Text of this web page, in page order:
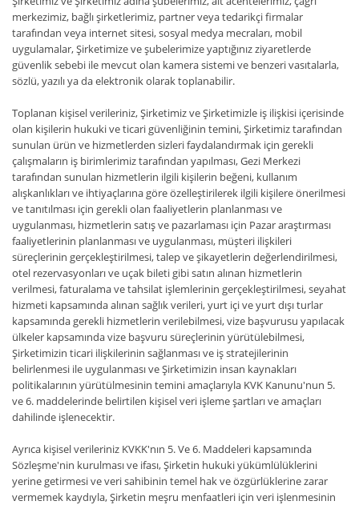
merkezimiz, bağlı şirketlerimiz, partner veya tedarikçi firmalar
tarafından veya internet sitesi, sosyal medya mecraları, mobil
uygulamalar, Şirketimize ve şubelerimize yaptığınız ziyaretlerde
güvenlik sebebi ile mevcut olan kamera sistemi ve benzeri vasıtalarla,
sözlü, yazılı ya da elektronik olarak toplanabilir.
Toplanan kişisel verileriniz, Şirketimiz ve Şirketimizle iş ilişkisi içerisinde
olan kişilerin hukuki ve ticari güvenliğinin temini, Şirketimiz tarafından
sunulan ürün ve hizmetlerden sizleri faydalandırmak için gerekli
çalışmaların iş birimlerimiz tarafından yapılması, Gezi Merkezi
tarafından sunulan hizmetlerin ilgili kişilerin beğeni, kullanım
alışkanlıkları ve ihtiyaçlarına göre özelleştirilerek ilgili kişilere önerilmesi
ve tanıtılması için gerekli olan faaliyetlerin planlanması ve
uygulanması, hizmetlerin satış ve pazarlaması için Pazar araştırması
faaliyetlerinin planlanması ve uygulanması, müşteri ilişkileri
süreçlerinin gerçekleştirilmesi, talep ve şikayetlerin değerlendirilmesi,
otel rezervasyonları ve uçak bileti gibi satın alınan hizmetlerin
verilmesi, faturalama ve tahsilat işlemlerinin gerçekleştirilmesi, seyahat
hizmeti kapsamında alınan sağlık verileri, yurt içi ve yurt dışı turlar
kapsamında gerekli hizmetlerin verilebilmesi, vize başvurusu yapılacak
ülkeler kapsamında vize başvuru süreçlerinin yürütülebilmesi,
Şirketimizin ticari ilişkilerinin sağlanması ve iş stratejilerinin
belirlenmesi ile uygulanması ve Şirketimizin insan kaynakları
politikalarının yürütülmesinin temini amaçlarıyla KVK Kanunu'nun 5.
ve 6. maddelerinde belirtilen kişisel veri işleme şartları ve amaçları
dahilinde işlenecektir.
Ayrıca kişisel verileriniz KVKK'nın 5. Ve 6. Maddeleri kapsamında
Sözleşme'nin kurulması ve ifası, Şirketin hukuki yükümlülüklerini
yerine getirmesi ve veri sahibinin temel hak ve özgürlüklerine zarar
vermemek kaydıyla, Şirketin meşru menfaatleri için veri işlenmesinin